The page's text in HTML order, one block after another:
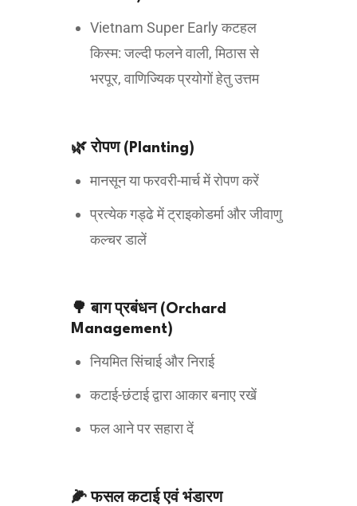
Vietnam Super Early कटहल
किस्म: जल्दी फलने वाली, मिठास से
भरपूर, वाणिज्यिक प्रयोगों हेतु उत्तम
🌿 रोपण (Planting)
मानसून या फरवरी-मार्च में रोपण करें
प्रत्येक गड्ढे में ट्राइकोडर्मा और जीवाणु
कल्चर डालें
🌳 बाग प्रबंधन (Orchard
Management)
नियमित सिंचाई और निराई
कटाई-छंटाई द्वारा आकार बनाए रखें
फल आने पर सहारा दें
🌽 फसल कटाई एवं भंडारण